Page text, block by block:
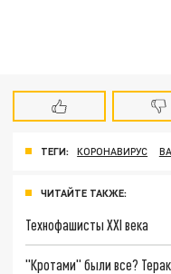
ТЕГИ: КОРОНАВИРУС
ЧИТАЙТЕ ТАКЖЕ:
Технофашисты XXI века
"Кротами" были все?